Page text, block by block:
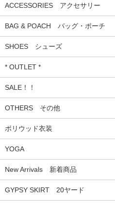
ACCESSORIES アクセサリー
BAG & POACH バッグ・ポーチ
SHOES シューズ
* OUTLET *
SALE！！
OTHERS その他
ボリウッド衣装
YOGA
New Arrivals 新着商品
GYPSY SKIRT 20ヤード